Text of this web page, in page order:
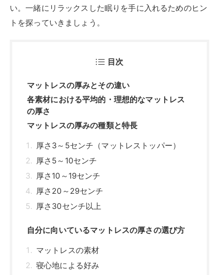
い。一緒にリラックスした眠りを手に入れるためのヒン
トを探っていきましょう。
目次
マットレスの厚みとその違い
各素材における平均的・理想的なマットレス
の厚さ
マットレスの厚みの種類と特長
厚さ3～5センチ（マットレストッパー）
厚さ5～10センチ
厚さ10～19センチ
厚さ20～29センチ
厚さ30センチ以上
自分に向いているマットレスの厚さの選び方
マットレスの素材
寝心地による好み